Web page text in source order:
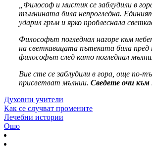
„Философ и мистик се заблудили в
тъмнината била непрогледна.
ударил гръм и ярко проблеснала
Философът погледнал нагоре към
на светкавицата пътеката била
философът след като погледнал
Вие сте се заблудили в гора, още
присветват мълнии. Сведете очи
Духовни учители
Как се случват промените
Лечебни истории
Ошо